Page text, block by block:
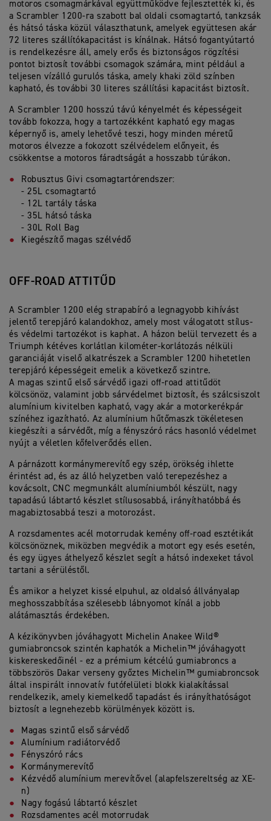
motoros csomagmárkával együttműködve fejlesztették ki, és
a Scrambler 1200-ra szabott bal oldali csomagtartó, tankzsák
és hátsó táska közül választhatunk, amelyek együttesen akár
72 literes szállítókapacitást is kínálnak. Hátsó fogantyútartó
is rendelkezésre áll, amely erős és biztonságos rögzítési
pontot biztosít további csomagok számára, mint például a
teljesen vízálló gurulós táska, amely khaki zöld színben
kapható, és további 30 literes szállítási kapacitást biztosít.
A Scrambler 1200 hosszú távú kényelmét és képességeit
tovább fokozza, hogy a tartozékként kapható egy magas
képernyő is, amely lehetővé teszi, hogy minden méretű
motoros élvezze a fokozott szélvédelem előnyeit, és
csökkentse a motoros fáradtságát a hosszabb túrákon.
Robusztus Givi csomagtartórendszer:
- 25L csomagtartó
- 12L tartály táska
- 35L hátsó táska
- 30L Roll Bag
Kiegészítő magas szélvédő
OFF-ROAD ATTITŰD
A Scrambler 1200 elég strapabíró a legnagyobb kihívást
jelentő terepjáró kalandokhoz, amely most válogatott stílus-
és védelmi tartozékot is kaphat. A házon belül tervezett és a
Triumph kétéves korlátlan kilométer-korlátozás nélküli
garanciáját viselő alkatrészek a Scrambler 1200 hihetetlen
terepjáró képességeit emelik a következő szintre.
A magas szintű első sárvédő igazi off-road attitűdöt
kölcsönöz, valamint jobb sárvédelmet biztosít, és szálcsiszolt
alumínium kivitelben kapható, vagy akár a motorkerékpár
színéhez igazítható. Az alumínium hűtőmaszk tökéletesen
kiegészíti a sárvédőt, míg a fényszóró rács hasonló védelmet
nyújt a véletlen kőfelverődés ellen.
A párnázott kormánymerevítő egy szép, örökség ihlette
érintést ad, és az álló helyzetben való terepezéshez a
kovácsolt, CNC megmunkált alumíniumból készült, nagy
tapadású lábtartó készlet stílusosabbá, irányíthatóbbá és
magabiztosabbá teszi a motorozást.
A rozsdamentes acél motorrudak kemény off-road esztétikát
kölcsönöznek, miközben megvédik a motort egy esés esetén,
és egy ügyes áthelyező készlet segít a hátsó indexeket távol
tartani a sérüléstől.
És amikor a helyzet kissé elpuhul, az oldalsó állványalap
meghosszabbítása szélesebb lábnyomot kínál a jobb
alátámasztás érdekében.
A kézikönyvben jóváhagyott Michelin Anakee Wild®
gumiabroncsok szintén kaphatók a Michelin™ jóváhagyott
kiskereskedőinél - ez a prémium kétcélú gumiabroncs a
többszörös Dakar verseny győztes Michelin™ gumiabroncsok
által inspirált innovatív futófelületi blokk kialakítással
rendelkezik, amely kiemelkedő tapadást és irányíthatóságot
biztosít a legnehezebb körülmények között is.
Magas szintű első sárvédő
Alumínium radiátorvédő
Fényszóró rács
Kormánymerevítő
Kézvédő alumínium merevítővel (alapfelszereltség az XE-
n)
Nagy fogású lábtartó készlet
Rozsdamentes acél motorrudak